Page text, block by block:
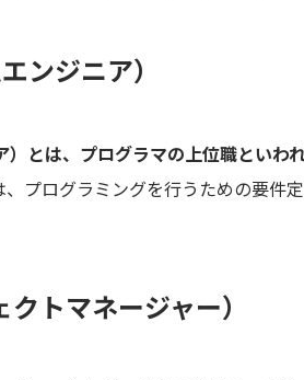
ンジニア）
）とは、プログラマの上位職といわ
、プログラミングを行うための要件
トマネージャー）